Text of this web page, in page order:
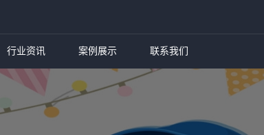
行业资讯 案例展示 联系我们